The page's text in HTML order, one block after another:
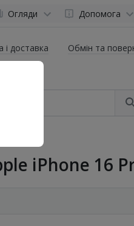
Огляди Допомога
і доставка Обмін та
iPhone 16